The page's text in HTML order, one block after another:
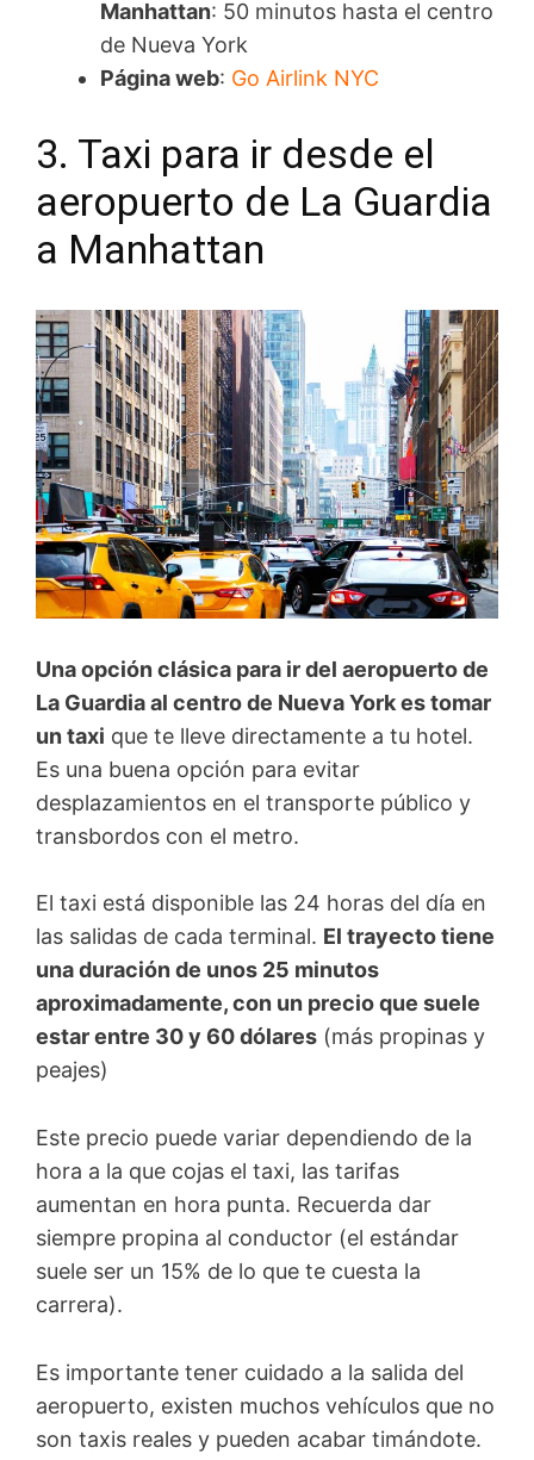
Manhattan: 50 minutos hasta el centro
de Nueva York
Página web: Go Airlink NYC
3. Taxi para ir desde el
aeropuerto de La Guardia
a Manhattan
Una opción clásica para ir del aeropuerto de
La Guardia al centro de Nueva York es tomar
un taxi que te lleve directamente a tu hotel.
Es una buena opción para evitar
desplazamientos en el transporte público y
transbordos con el metro.
El taxi está disponible las 24 horas del día en
las salidas de cada terminal. El trayecto tiene
una duración de unos 25 minutos
aproximadamente, con un precio que suele
estar entre 30 y 60 dólares (más propinas y
peajes)
Este precio puede variar dependiendo de la
hora a la que cojas el taxi, las tarifas
aumentan en hora punta. Recuerda dar
siempre propina al conductor (el estándar
suele ser un 15% de lo que te cuesta la
carrera).
Es importante tener cuidado a la salida del
aeropuerto, existen muchos vehículos que no
son taxis reales y pueden acabar timándote.